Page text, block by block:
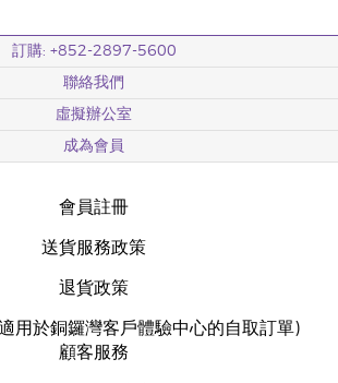
訂購: +852-2897-5600
聯絡我們
虛擬辦公室
成為會員
會員註冊
送貨服務政策
退貨政策
用於銅鑼灣客戶體驗中心的自取訂單)
顧客服務